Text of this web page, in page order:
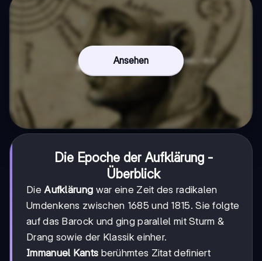
Ansehen
Die Epoche der Aufklärung -
Überblick
DieAufklärung war eine Zeit des radikalen
Umdenkens zwischen 1685 und 1815. Sie folgte
auf das Barock und ging parallel mit Sturm &
Drang sowie der Klassik einher.
Immanuel Kants berühmtes Zitat definiert